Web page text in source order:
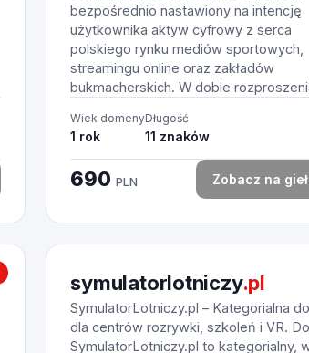
bezpośrednio nastawiony na intencję
użytkownika aktyw cyfrowy z serca
polskiego rynku mediów sportowych,
streamingu online oraz zakładów
bukmacherskich. W dobie
Wiek domeny
1 rok
Długość
11 znaków
690PLN Zobacz na
symulatorlotniczy.pl
SymulatorLotniczy.pl – Kategorialna
dla centrów rozrywki, szkoleń i VR.
SymulatorLotniczy.pl to kategorialny,